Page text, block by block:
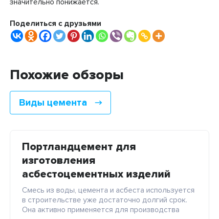
значительно понижается.
Поделиться с друзьями
Похожие обзоры
Виды цемента
Портландцемент для
изготовления
асбестоцементных изделий
Смесь из воды, цемента и асбеста используется
в строительстве уже достаточно долгий срок.
Она активно применяется для производства